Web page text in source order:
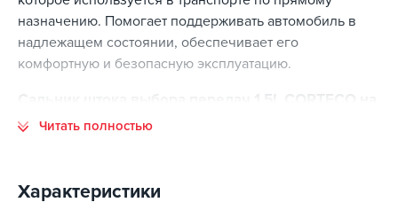
назначению. Помогает поддерживать автомобиль в
надлежащем состоянии, обеспечивает его
комфортную и безопасную эксплуатацию.
преимущества
соответствие стандартам изготовления;
Читать полностью
Характеристики